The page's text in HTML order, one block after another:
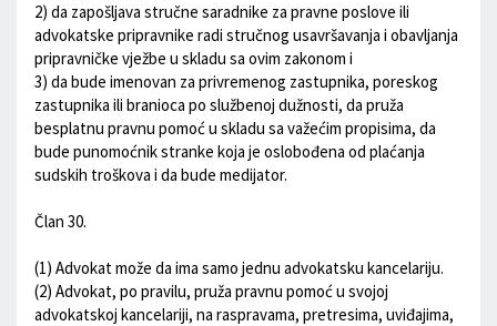
2) da zapošljava stručne saradnike za pravne poslove ili
advokatske pripravnike radi stručnog usavršavanja i obavljanja
pripravničke vježbe u skladu sa ovim zakonom i
3) da bude imenovan za privremenog zastupnika, poreskog
zastupnika ili branioca po službenoj dužnosti, da pruža
besplatnu pravnu pomoć u skladu sa važećim propisima, da
bude punomoćnik stranke koja je oslobođena od plaćanja
sudskih troškova i da bude medijator.
Član 30.
(1) Advokat može da ima samo jednu advokatsku kancelariju.
(2) Advokat, po pravilu, pruža pravnu pomoć u svojoj
advokatskoj kancelariji, na raspravama, pretresima, uviđajima,